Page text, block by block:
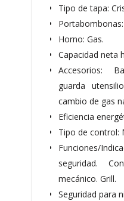
Tipo de tapa:
Portabombonas:
Horno: Gas.
Capacidad neta
Accesorios:
guarda
cambio de gas
Eficiencia
Tipo de control:
Funciones/
seguridad.
mecánico. Grill.
Seguridad para